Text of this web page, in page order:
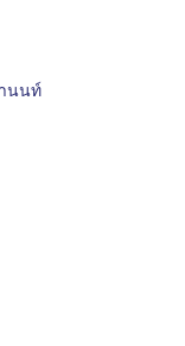
นนท์